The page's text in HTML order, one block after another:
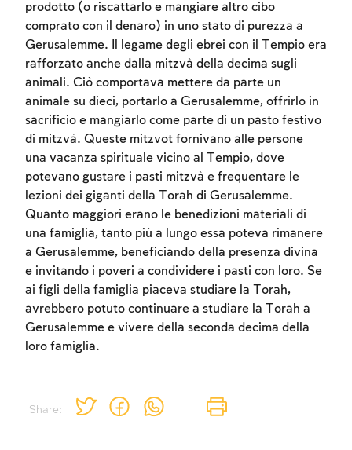
Share:
prodotto (o riscattarlo e mangiare altro cibo
comprato con il denaro) in uno stato di purezza a
Gerusalemme. Il legame degli ebrei con il Tempio era
rafforzato anche dalla mitzvà della decima sugli
animali. Ciò comportava mettere da parte un
animale su dieci, portarlo a Gerusalemme, offrirlo in
sacrificio e mangiarlo come parte di un pasto festivo
di mitzvà. Queste mitzvot fornivano alle persone
una vacanza spirituale vicino al Tempio, dove
potevano gustare i pasti mitzvà e frequentare le
lezioni dei giganti della Torah di Gerusalemme.
Quanto maggiori erano le benedizioni materiali di
una famiglia, tanto più a lungo essa poteva rimanere
a Gerusalemme, beneficiando della presenza divina
e invitando i poveri a condividere i pasti con loro. Se
ai figli della famiglia piaceva studiare la Torah,
avrebbero potuto continuare a studiare la Torah a
Gerusalemme e vivere della seconda decima della
loro famiglia.
Account required
To mark concepts as learned, you'll need
to create an account or log in.
Sign up